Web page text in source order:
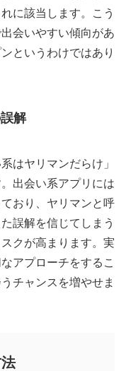
に該当します。こう
会いやすい傾向があ
というわけではあり
解
はヤリマンだらけ」
出会い系アプリには
おり、ヤリマンと呼
誤解を信じてしまう
クが高まります。実
アプローチをするこ
チャンスを増やせま